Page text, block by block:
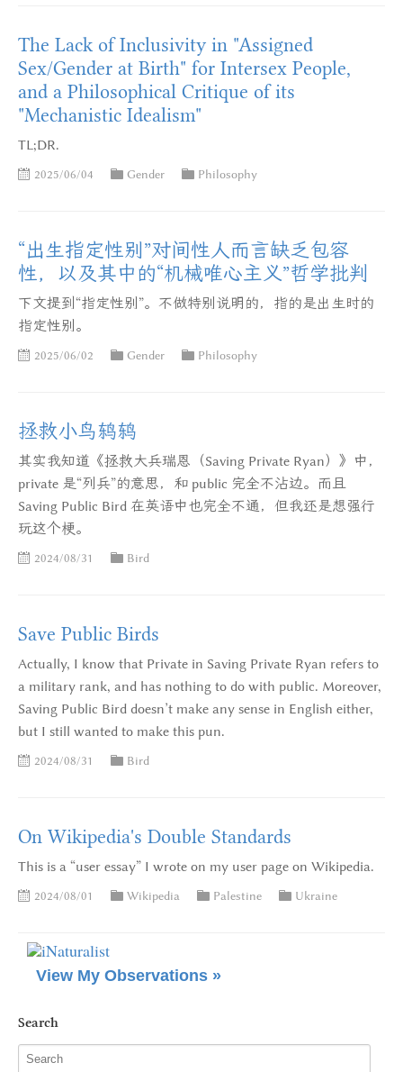
The Lack of Inclusivity in "Assigned
Sex/Gender at Birth" for Intersex People,
and a Philosophical Critique of its
"Mechanistic Idealism"
TL;DR.
2025/06/04 Gender Philosophy
“出生指定性别”对间性人而言缺乏包容
性，以及其中的“机械唯心主义”哲学批判
下文提到“指定性别”。不做特别说明的，指的是出生时的
指定性别。
2025/06/02 Gender Philosophy
拯救小鸟鸫鸫
其实我知道《拯救大兵瑞恩（Saving Private Ryan）》中，
private 是“列兵”的意思，和 public 完全不沾边。而且
Saving Public Bird 在英语中也完全不通，但我还是想强行
玩这个梗。
2024/08/31 Bird
Save Public Birds
Actually, I know that Private in Saving Private Ryan refers to
a military rank, and has nothing to do with public. Moreover,
Saving Public Bird doesn’t make any sense in English either,
but I still wanted to make this pun.
2024/08/31 Bird
On Wikipedia's Double Standards
This is a “user essay” I wrote on my user page on Wikipedia.
2024/08/01 Wikipedia Palestine Ukraine
View My Observations »
Search